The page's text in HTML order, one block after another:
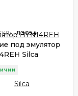
ЛЭ054
под эмулятор
Silca